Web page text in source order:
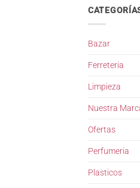
Bazar
Ferreteria
Limpieza
Nuestra
Ofertas
Perfumeria
Plasticos